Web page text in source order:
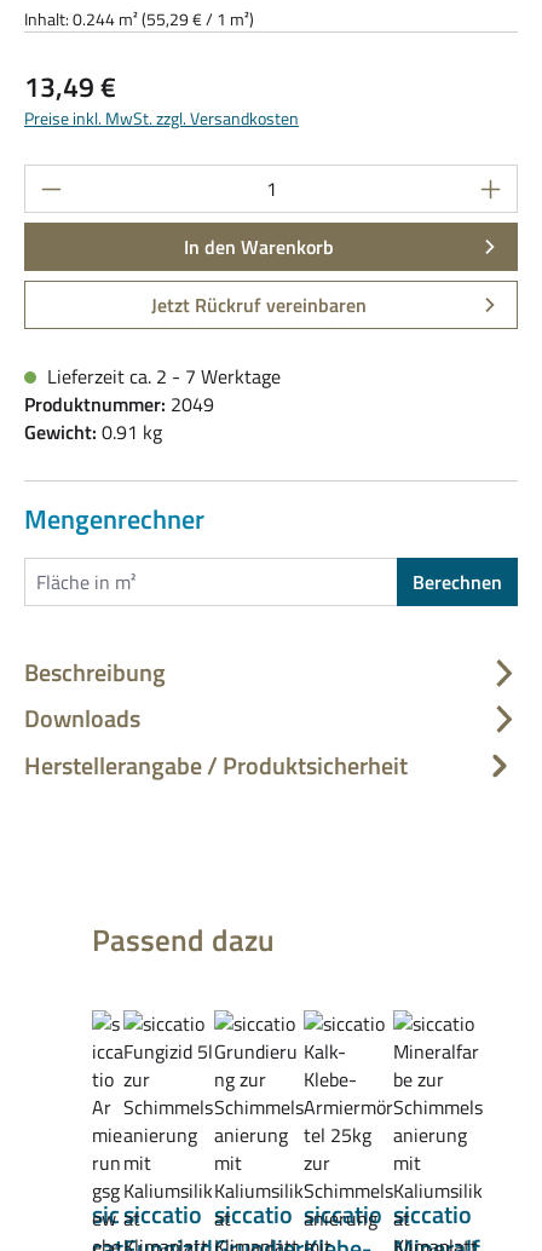
Inhalt:0.244 m²(55,29 € / 1 m²)
Regulärer Preis:
13,49 €
Preise inkl. MwSt. zzgl. Versandkosten
Produkt Anzahl: Gib den gewünschten
In den Warenkorb
Jetzt Rückruf vereinbaren
Lieferzeit ca. 2 - 7 Werktage
Produktnummer: 2049
Gewicht: 0.91 kg
Mengenrechner
Berechnen
Beschreibung
Downloads
Herstellerangabe / Produktsicherheit
Produktgalerie überspringen
Passend dazu
sicsiccatio siccatio siccatio siccatio